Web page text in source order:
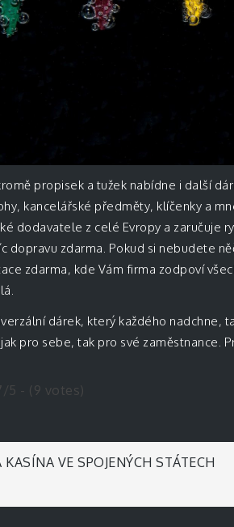
propisek a tužek nabídne i další
kancelářské předměty, klíčenky a
dodavatele z celé Evropy a zaručuje
dopravu zdarma. Pokud si nebudete
zdarma, kde Vám firma zodpoví
dárek, který každého nadchne,
pro sebe, tak pro své zaměstnance.
5 - (9 votes)
VE SPOJENÝCH STÁTECH